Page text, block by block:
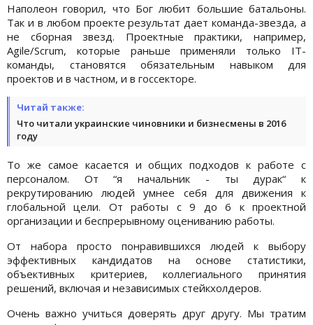
Наполеон говорил, что Бог любит большие батальоны.
Так и в любом проекте результат дает команда-звезда, а
не сборная звезд. Проектные практики, например,
Agile/Scrum, которые раньше применяли только IT-
команды, становятся обязательным навыком для
проектов и в частном, и в госсекторе.
Читай также:
Что читали украинские чиновники и бизнесмены в 2016
году
То же самое касается и общих подходов к работе с
персоналом. От “я начальник - ты дурак“ к
рекрутированию людей умнее себя для движения к
глобальной цели. От работы с 9 до 6 к проектной
организации и беспрерывному оцениванию работы.
От набора просто понравившихся людей к выбору
эффективных кандидатов на основе статистики,
объективных критериев, коллегиального принятия
решений, включая и независимых стейкхолдеров.
Очень важно учиться доверять друг другу. Мы тратим